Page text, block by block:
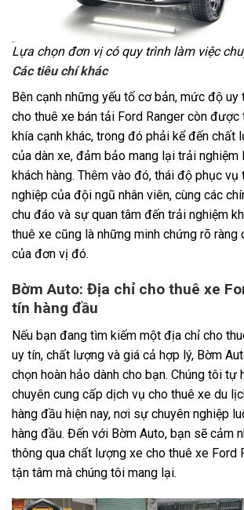
Lựa chọn đơn vị có quy trình làm việc
Các tiêu chí khác
Bên cạnh những yếu tố cơ bản, mức độ
cho thuê xe bán tải Ford Ranger còn được
khía cạnh khác, trong đó phải kể đến chất
của dàn xe, đảm bảo mang lại trải nghiệm
khách hàng. Thêm vào đó, thái độ phục vụ
nghiệp của đội ngũ nhân viên, cùng các
chu đáo và sự quan tâm đến trải nghiệm
thuê xe cũng là những minh chứng rõ
của đơn vị đó.
Bờm Auto: Địa chỉ cho thuê xe
tín hàng đầu
Nếu bạn đang tìm kiếm một địa chỉ cho
uy tín, chất lượng và giá cả hợp lý, Bờm
chọn hoàn hảo dành cho bạn. Chúng tôi tự
chuyên cung cấp dịch vụ cho thuê xe du
hàng đầu hiện nay, nơi sự chuyên nghiệp
hàng đầu. Đến với Bờm Auto, bạn sẽ cảm
thông qua chất lượng xe cho thuê xe Ford
tận tâm mà chúng tôi mang lại.